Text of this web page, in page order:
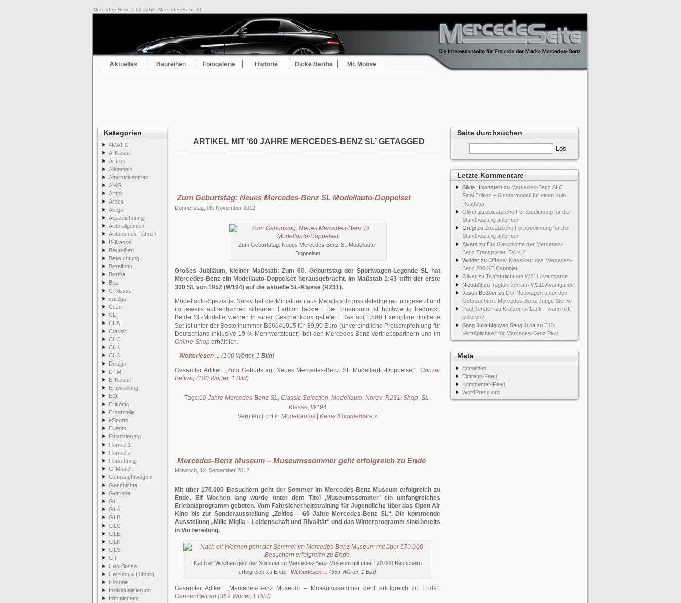
Mercedes-Seite > 60 Jahre Mercedes-Benz SL
Aktuelles Baureihen Fotogalerie Historie Dicke Bertha Mr. Moose
Kategorien
4MATIC
A-Klasse
Actros
Allgemein
Alternativantrieb
AMG
Antos
Arocs
Atego
Auszeichnung
Auto allgemein
Autonomes Fahren
B-Klasse
Baureihen
Beleuchtung
Bereifung
Bertha
Bus
C-Klasse
car2go
Citan
CL
CLA
Classic
CLC
CLK
CLS
Design
DTM
E-Klasse
Entwicklung
EQ
Erlkönig
Ersatzteile
eSports
Events
Finanzierung
Formel 1
Formel e
Forschung
G-Modell
Gebrauchtwagen
Geschichte
Getriebe
GL
GLA
GLB
GLC
GLE
GLK
GLS
GT
Heckflosse
Heizung & Lüftung
Historie
Individualisierung
Infotainment
Seite durchsuchen
Letzte Kommentare
Silvia Holenstein zu Mercedes-Benz SLC
Final Edition – Sondermodell für einen Kult-
Roadster
Oliver zu Zusätzliche Fernbedienung für die
Standheizung anlernen
Gregi zu Zusätzliche Fernbedienung für die
Standheizung anlernen
Aivars zu Die Geschichte der Mercedes-
Benz Transporter, Teil 4.2
Widder zu Offener Klassiker: das Mercedes-
Benz 280 SE Cabriolet
Oliver zu Tagfahrlicht am W211 Avantgarde
Nicod78 zu Tagfahrlicht am W211 Avantgarde
Jason Becker zu Der Neuwagen unter den
Gebrauchten: Mercedes-Benz Junge Sterne
Paul Kersten zu Kratzer im Lack – wann hilft
polieren?
Sang Julia Nguyen Sang Julia zu E10-
Verträglichkeit für Mercedes-Benz Pkw
Meta
Anmelden
Eintrags-Feed
Kommentar-Feed
WordPress.org
ARTIKEL MIT ‘60 JAHRE MERCEDES-BENZ SL’ GETAGGED
Zum Geburtstag: Neues Mercedes-Benz SL Modellauto-Doppelset
Donnerstag, 08. November 2012
Zum Geburtstag: Neues Mercedes-Benz SL Modellauto-
Doppelset
Großes Jubiläum, kleiner Maßstab: Zum 60. Geburtstag der Sportwagen-Legende SL hat
Mercedes-Benz ein Modellauto-Doppelset herausgebracht. Im Maßstab 1:43 trifft der erste
300 SL von 1952 (W194) auf die aktuelle SL-Klasse (R231).
Modellauto-Spezialist Norev hat die Miniaturen aus Metallspritzguss detailgetreu umgesetzt und
im jeweils authentischen silbernen Farbton lackiert. Der Innenraum ist hochwertig bedruckt.
Beide SL-Modelle werden in einer Geschenkbox geliefert. Das auf 1.500 Exemplare limitierte
Set ist unter der Bestellnummer B66041015 für 89,90 Euro (unverbindliche Preisempfehlung für
Deutschland inklusive 19 % Mehrwertsteuer) bei den Mercedes-Benz Vertriebspartnern und im
Online-Shop erhältlich.
Weiterlesen ... (100 Wörter, 1 Bild)
Gesamter Artikel:
Zum Geburtstag: Neues Mercedes-Benz SL Modellauto-Doppelset . Ganzer
Beitrag (100 Wörter, 1 Bild)
Tags:60 Jahre Mercedes-Benz SL, Classic Selection, Modellauto, Norev, R231, Shop, SL-
Klasse, W194
Veröffentlicht in Modellautos| Keine Kommentare »
Mercedes-Benz Museum – Museumssommer geht erfolgreich zu Ende
Mittwoch, 12. September 2012
Mit über 170.000 Besuchern geht der Sommer im Mercedes-Benz Museum erfolgreich zu
Ende. Elf Wochen lang wurde unter dem Titel ‚Museumssommer’ ein umfangreiches
Erlebnisprogramm geboten. Vom Fahrsicherheitstraining für Jugendliche über das Open Air
Kino bis zur Sonderausstellung „Zeitlos – 60 Jahre Mercedes-Benz SL“. Die kommende
Ausstellung „Mille Miglia – Leidenschaft und Rivalität“ und das Winterprogramm sind bereits
in Vorbereitung.
Nach elf Wochen geht der Sommer im Mercedes-Benz Museum mit über 170.000 Besuchern
erfolgreich zu Ende.
Weiterlesen ... (369 Wörter, 1 Bild)
Gesamter Artikel: Mercedes-Benz Museum – Museumssommer geht erfolgreich zu Ende .
Ganzer Beitrag (369 Wörter, 1 Bild)